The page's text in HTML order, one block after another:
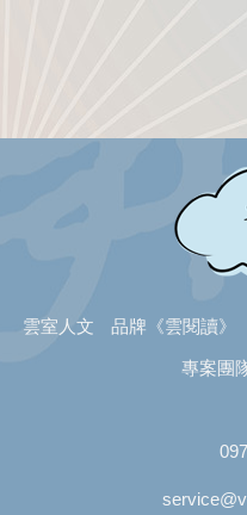
雲室人文 品牌《雲閱讀》
專案團